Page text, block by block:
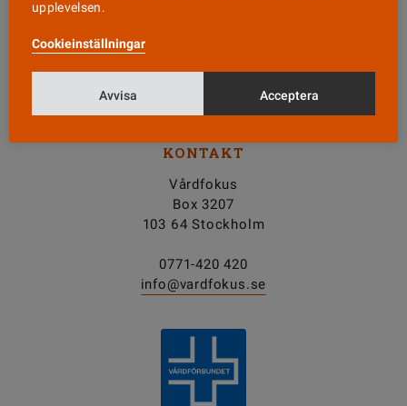
Tipsa oss!
KONTAKT
Vårdfokus
Box 3207
103 64 Stockholm
0771-420 420
info@vardfokus.se
upplevelsen.
Cookieinställningar
Avvisa Acceptera